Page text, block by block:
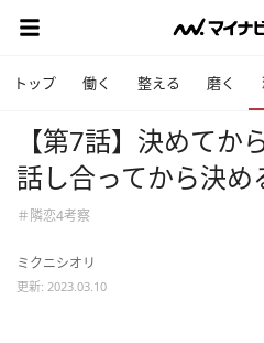
トップ 働く 整える 磨く
【第7話】決めてか
話し合ってから決め
＃隣恋4考察
ミクニシオリ
更新: 2023.03.10